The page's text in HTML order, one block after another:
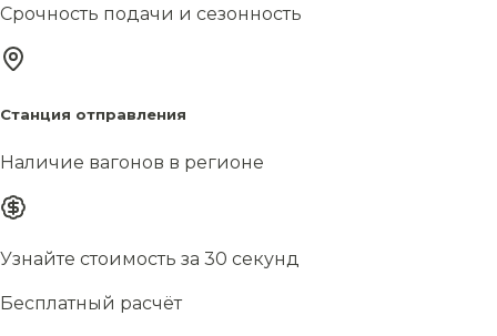
Срочность подачи и сезонность
Станция отправления
Наличие вагонов в регионе
Узнайте стоимость за 30 секунд
Бесплатный расчёт